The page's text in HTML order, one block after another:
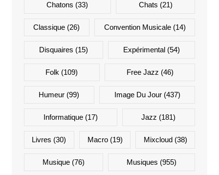
Chatons (33) Chats (21)
Classique (26) Convention Musicale(14)
Disquaires (15) Expérimental (54)
Folk (109) Free Jazz (46)
Humeur (99) Image Du Jour(437)
Informatique(17) Jazz (181)
Livres (30) Macro(19) Mixcloud(38)
Musique(76) Musiques (955)